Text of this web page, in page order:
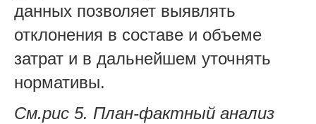
данных позволяет выявлять
отклонения в составе и объеме
затрат и в дальнейшем уточнять
нормативы.
См.рис 5. План-фактный анализ